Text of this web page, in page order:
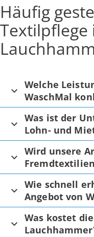
Häufig
Textilpflege
Welche
WaschMal
Was ist der
Lohn- und
Wird unsere
Wie schnell
Angebot von
Was kostet